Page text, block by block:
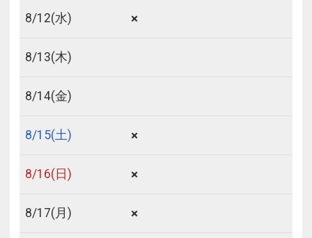
8/12(水) ×
8/13(木)
8/14(金)
8/15(土) ×
8/16(日) ×
8/17(月) ×